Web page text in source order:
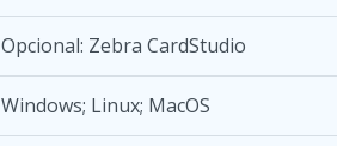
Opcional: Zebra CardStudio
Windows; Linux; MacOS